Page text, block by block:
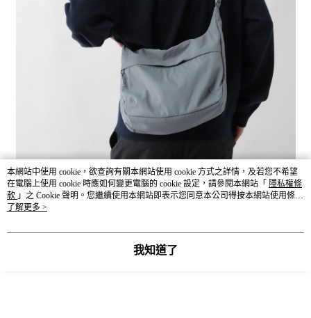
本網站中使用 cookie，欲查詢有關本網站使用 cookie 方式之詳情，及若您不希望
在電腦上使用 cookie 時應如何變更電腦的 cookie 設定，請參閱本網站「 隱私權條
款 」之 Cookie 聲明。您繼續使用本網站即表示您同意本公司得按本網站使用條款
之 Cookie 聲明使用 cookie。
了解更多 >
我知道了